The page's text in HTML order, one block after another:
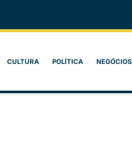
CULTURA POLÍTICA NEGÓCIOS